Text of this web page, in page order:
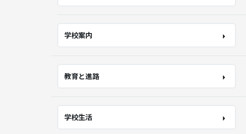
学校案内
教育と進路
学校生活